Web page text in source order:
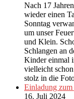
Nach 17
wieder einen
Sonntag
um unser
und Klein.
Schlangen an
Kinder einmal
vielleicht
stolz in die
Einladung
16. Juli 2024